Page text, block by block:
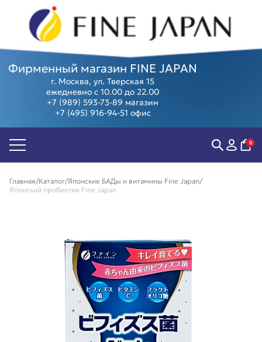
0
Фирменный магазин FINE JAPAN
г. Москва, ул. Тверская 15
ежедневно с 10.00 до 22.00
+7 (989) 593-73-89 магазин
+7 (495) 916-94-51 офис
Главная Каталог Японские БАДы и витамины Fine Japan
Японский пробиотик Fine Japan
Биодобавки
Антивозраст
Антистресс
Контроль
веса
Пищеварение
Сердце и
Острое
зрение
внимание
Суставы и
позвоночник
красоты
Женские
здоровье
Компенсация
витаминов
Коллаген
Косметика
Предзаказ
из Японии